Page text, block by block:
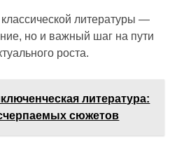
литературы —
но и важный шаг на пути
роста.
литература:
сюжетов